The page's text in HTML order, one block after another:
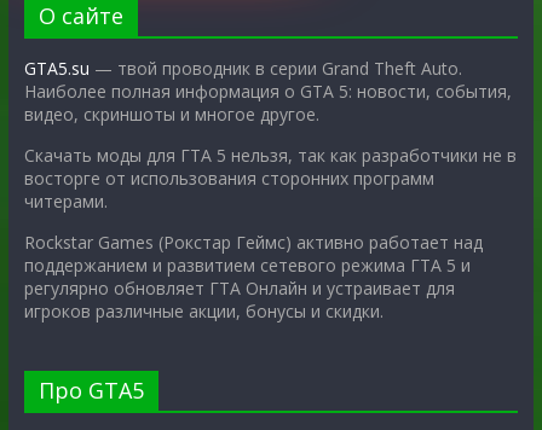
О сайте
GTA5.su — твой проводник в серии Grand Theft Auto.
Наиболее полная информация о GTA 5: новости, события,
видео, скриншоты и многое другое.
Скачать моды для ГТА 5 нельзя, так как разработчики не в
восторге от использования сторонних программ
читерами.
Rockstar Games (Рокстар Геймс) активно работает над
поддержанием и развитием сетевого режима ГТА 5 и
регулярно обновляет ГТА Онлайн и устраивает для
игроков различные акции, бонусы и скидки.
Про GTA5